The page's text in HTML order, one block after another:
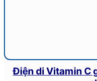
Điện di Vitamin C